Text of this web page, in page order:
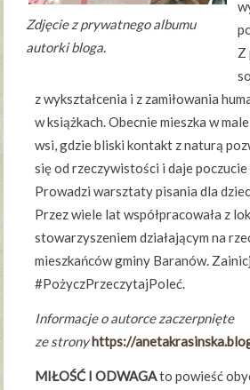
Zdjęcie z prywatnego albumu
autorki bloga.
Z
z wykształcenia i z zamiłowania
w książkach. Obecnie mieszka w
wsi, gdzie bliski kontakt z naturą
się od rzeczywistości i daje
Prowadzi warsztaty pisania dla
Przez wiele lat współpracowała z
stowarzyszeniem działającym na
mieszkańców gminy Baranów.
#PożyczPrzeczytajPoleć.
Informacje o autorce zaczerpnięte
ze stronyhttps://
MIŁOŚĆ I ODWAGAto powieść